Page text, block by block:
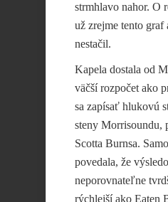
strmhlavo nahor. O
už zrejme tento graf
nestačil.
Kapela dostala od
väčší rozpočet ako
sa zapísať hlukovú
steny Morrisoundu,
Scotta Burnsa.
povedala, že
neporovnateľne
rýchlejší ako Eaten